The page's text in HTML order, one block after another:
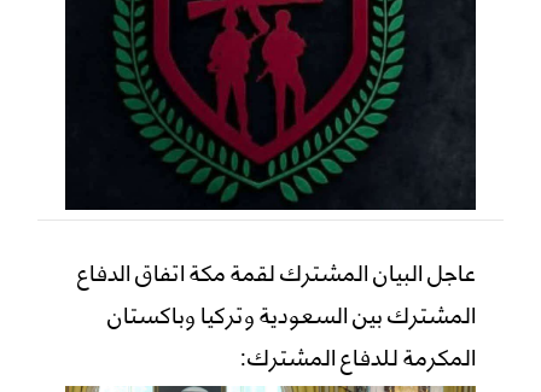
عاجل البيان المشترك لقمة مكة اتفاق الدفاع
المشترك بين السعودية وتركيا وباكستان
المكرمة للدفاع المشترك: